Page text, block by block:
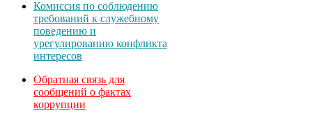
Комиссия по соблюдению
требований к служебному
поведению и
урегулированию конфликта
интересов
Обратная связь для
сообщений о фактах
коррупции